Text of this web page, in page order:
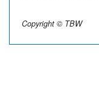
Copyright © TBW